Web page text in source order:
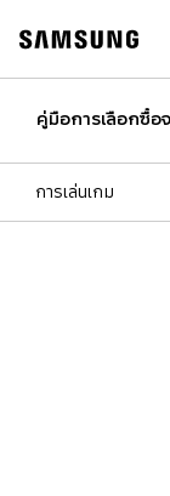
content
คู่มือการเลือกซื้อ
การเล่นเกม